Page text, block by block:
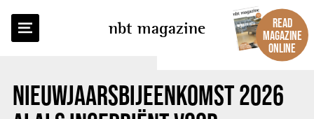
nbt magazine
READ
MAGAZINE
ONLINE
NIEUWJAARSBIJEENKOMST 2026
BACK TO OVERVIEW